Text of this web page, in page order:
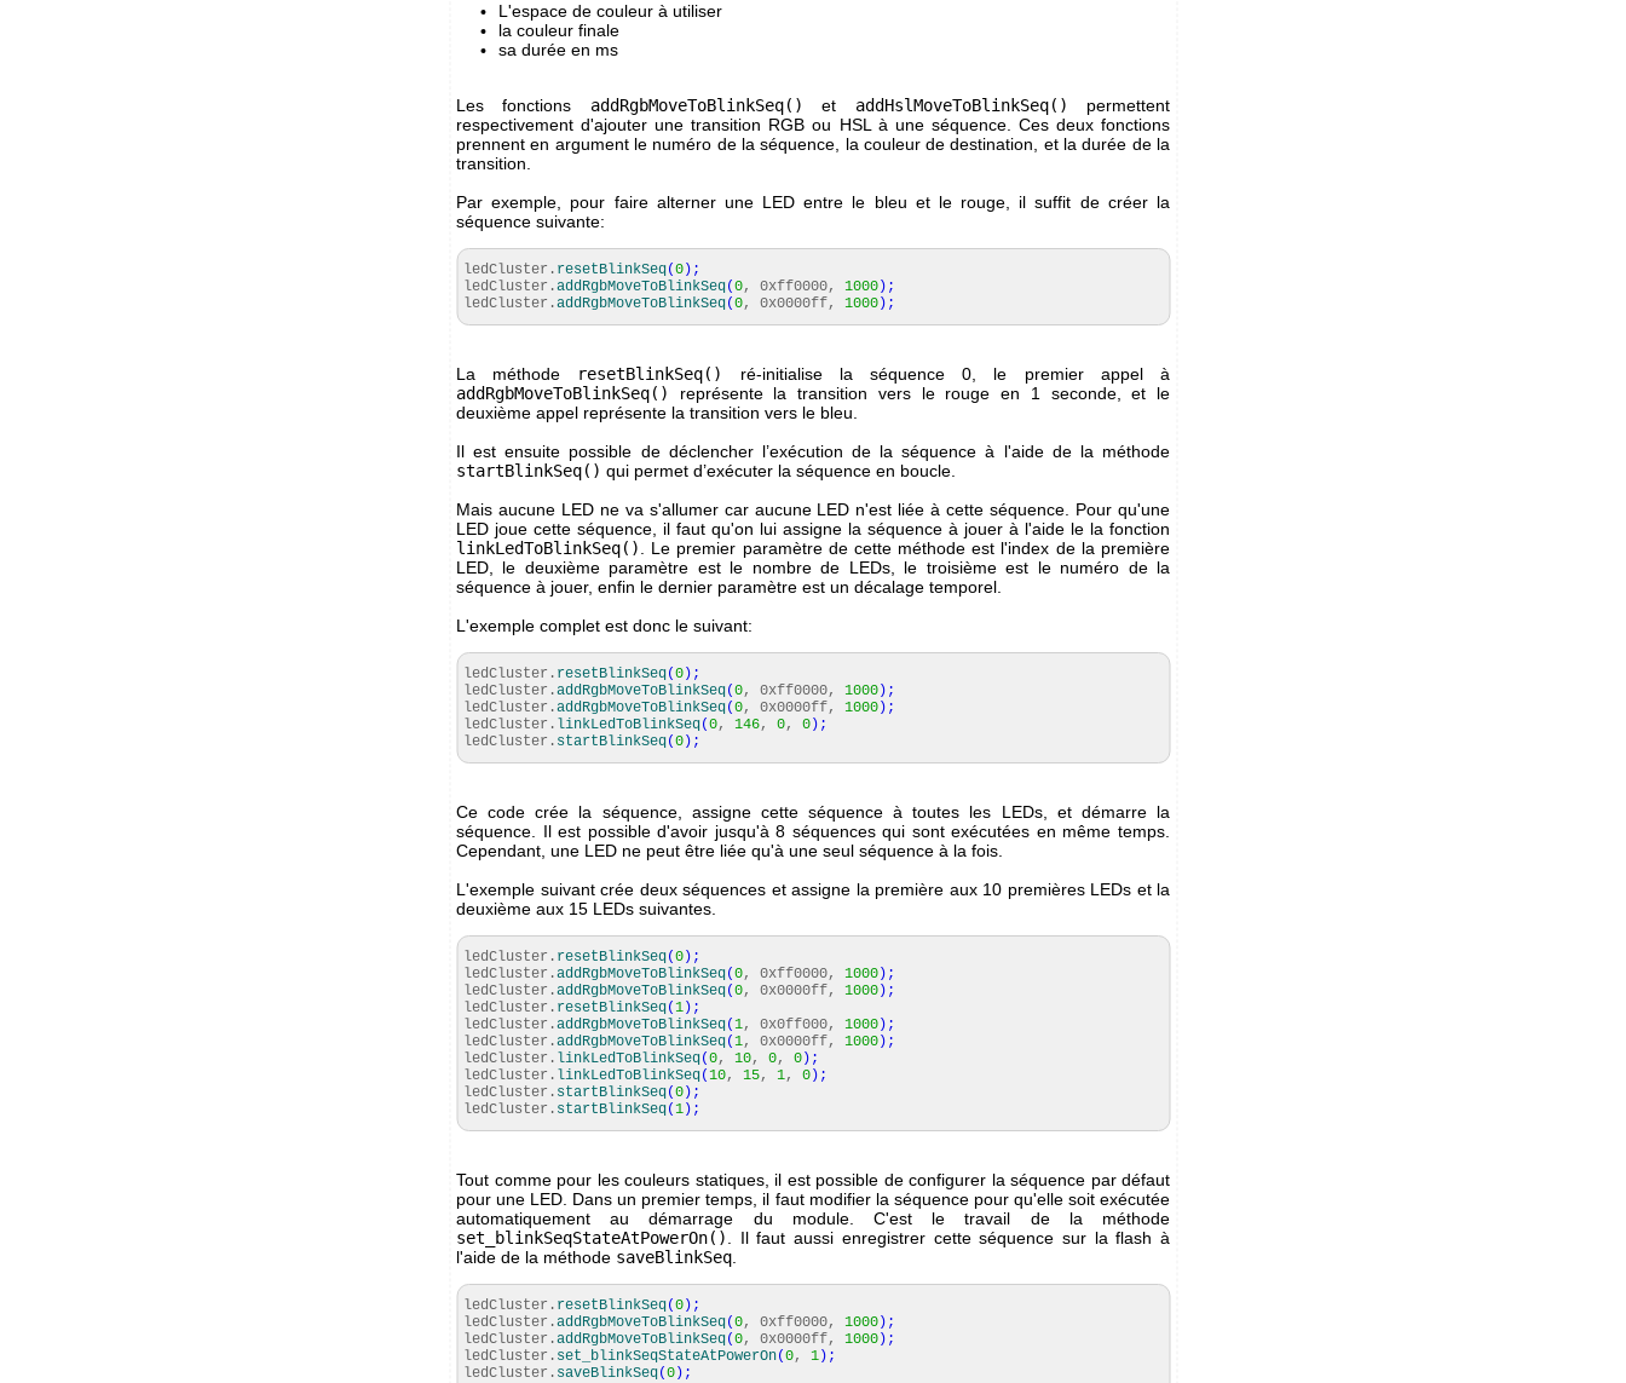
L'espace de couleur à utiliser
la couleur finale
sa durée en ms
Les fonctions addRgbMoveToBlinkSeq() et addHslMoveToBlinkSeq()
permettent
respectivement d'ajouter une transition RGB ou HSL à une séquence. Ces deux fonctions
prennent en argument le numéro de la séquence, la couleur de destination, et la durée de la
transition.
Par exemple, pour faire alterner une LED entre le bleu et le rouge, il suffit de créer la
séquence suivante:
ledCluster. resetBlinkSeq(0 ) ;
ledCluster.addRgbMoveToBlinkSeq(0, 0xff0000, 1000 ) ;
ledCluster.addRgbMoveToBlinkSeq(0, 0x0000ff, 1000 ) ;
La méthode resetBlinkSeq()
ré-initialise la séquence 0, le premier appel à
addRgbMoveToBlinkSeq()
représente la transition vers le rouge en 1 seconde, et le
deuxième appel représente la transition vers le bleu.
Il est ensuite possible de déclencher l’exécution de la séquence à l'aide de la méthode
startBlinkSeq() qui permet d’exécuter la séquence en boucle.
Mais aucune LED ne va s'allumer car aucune LED n'est liée à cette séquence. Pour qu'une
LED joue cette séquence, il faut qu'on lui assigne la séquence à jouer à l'aide le la fonction
linkLedToBlinkSeq()
. Le premier paramètre de cette méthode est l'index de la première
LED, le deuxième paramètre est le nombre de LEDs, le troisième est le numéro de la
séquence à jouer, enfin le dernier paramètre est un décalage temporel.
L'exemple complet est donc le suivant:
ledCluster. resetBlinkSeq(0 ) ;
ledCluster.addRgbMoveToBlinkSeq(0, 0xff0000, 1000 ) ;
ledCluster.addRgbMoveToBlinkSeq(0, 0x0000ff, 1000 ) ;
ledCluster. linkLedToBlinkSeq(0, 146, 0, 0 ) ;
ledCluster. startBlinkSeq(0 ) ;
Ce code crée la séquence, assigne cette séquence à toutes les LEDs, et démarre la
séquence. Il est possible d'avoir jusqu'à 8 séquences qui sont exécutées en même temps.
Cependant, une LED ne peut être liée qu'à une seul séquence à la fois.
L'exemple suivant crée deux séquences et assigne la première aux 10 premières LEDs et la
deuxième aux 15 LEDs suivantes.
ledCluster. resetBlinkSeq(0 ) ;
ledCluster.addRgbMoveToBlinkSeq(0, 0xff0000, 1000 ) ;
ledCluster.addRgbMoveToBlinkSeq(0, 0x0000ff, 1000 ) ;
ledCluster. resetBlinkSeq(1 ) ;
ledCluster.addRgbMoveToBlinkSeq(1, 0x0ff000, 1000 ) ;
ledCluster.addRgbMoveToBlinkSeq(1, 0x0000ff, 1000 ) ;
ledCluster. linkLedToBlinkSeq(0, 10, 0, 0 ) ;
ledCluster. linkLedToBlinkSeq(10, 15, 1, 0 ) ;
ledCluster. startBlinkSeq(0 ) ;
ledCluster. startBlinkSeq(1 ) ;
Tout comme pour les couleurs statiques, il est possible de configurer la séquence par défaut
pour une LED. Dans un premier temps, il faut modifier la séquence pour qu'elle soit exécutée
automatiquement au démarrage du module. C'est le travail de la méthode
set_blinkSeqStateAtPowerOn()
. Il faut aussi enregistrer cette séquence sur la flash à
l'aide de la méthode saveBlinkSeq
ledCluster. resetBlinkSeq(0 ) ;
ledCluster.addRgbMoveToBlinkSeq(0, 0xff0000, 1000 ) ;
ledCluster.addRgbMoveToBlinkSeq(0, 0x0000ff, 1000 ) ;
ledCluster. set_blinkSeqStateAtPowerOn(0, 1 ) ;
ledCluster. saveBlinkSeq(0 ) ;